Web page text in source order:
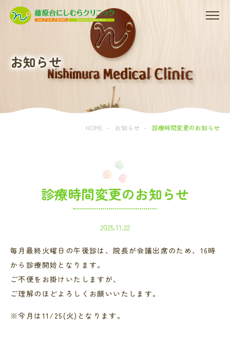
お知らせ
HOME - お知らせ - 診療時間変更のお知らせ
診療時間変更のお知らせ
2025.11.22
毎月最終火曜日の午後診は、院長が会議出席のため、16時
から診療開始となります。
ご不便をお掛けいたしますが、
ご理解のほどよろしくお願いいたします。
※今月は11/25(火)となります。